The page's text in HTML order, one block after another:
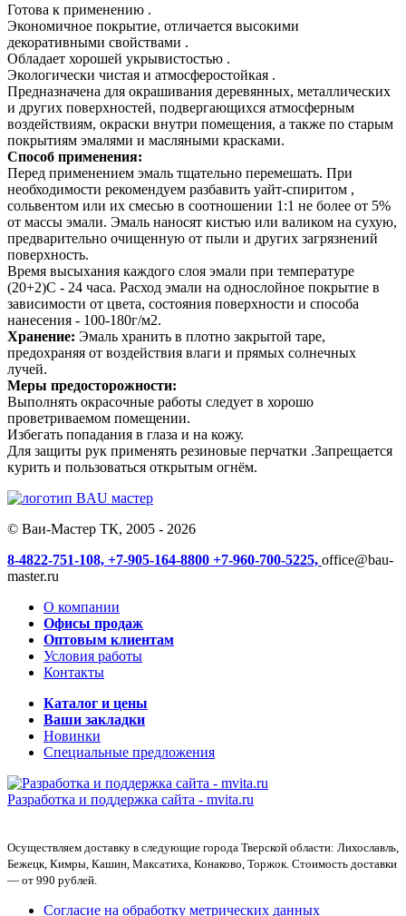
Готова к применению .
Экономичное покрытие, отличается высокими
декоративными свойствами .
Обладает хорошей укрывистостью .
Экологически чистая и атмосферостойкая .
Предназначена для окрашивания деревянных, металлических
и других поверхностей, подвергающихся атмосферным
воздействиям, окраски внутри помещения, а также по старым
покрытиям эмалями и масляными красками.
Способ применения:
Перед применением эмаль тщательно перемешать. При
необходимости рекомендуем разбавить уайт-спиритом ,
сольвентом или их смесью в соотношении 1:1 не более от 5%
от массы эмали. Эмаль наносят кистью или валиком на сухую,
предварительно очищенную от пыли и других загрязнений
поверхность.
Время высыхания каждого слоя эмали при температуре
(20+2)С - 24 часа. Расход эмали на однослойное покрытие в
зависимости от цвета, состояния поверхности и способа
нанесения - 100-180г/м2.
Хранение: Эмаль хранить в плотно закрытой таре,
предохраняя от воздействия влаги и прямых солнечных
лучей.
Меры предосторожности:
Выполнять окрасочные работы следует в хорошо
проветриваемом помещении.
Избегать попадания в глаза и на кожу.
Для защиты рук применять резиновые перчатки .Запрещается
курить и пользоваться открытым огнём.
© Ваи-Мастер ТК, 2005 - 2026
8-4822-751-108, +7-905-164-8800 +7-960-700-5225, office@bau-
master.ru
О компании
Офисы продаж
Оптовым клиентам
Условия работы
Контакты
Каталог и цены
Ваши закладки
Новинки
Специальные предложения
Разработка и поддержка сайта - mvita.ru
Осуществляем доставку в следующие города Тверской области: Лихославль,
Бежецк, Кимры, Кашин, Максатиха, Конаково, Торжок. Стоимость доставки
— от 990 рублей.
Согласие на обработку метрических данных